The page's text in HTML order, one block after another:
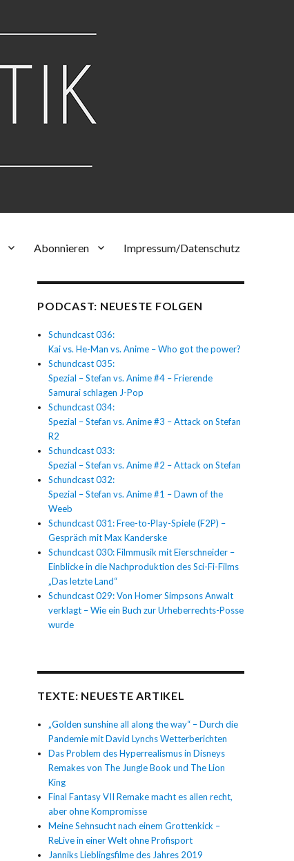
Abonnieren Impressum/Datenschutz
PODCAST: NEUESTE FOLGEN
Schundcast 036:
Kai vs. He-Man vs. Anime – Who got the power?
Schundcast 035:
Spezial – Stefan vs. Anime #4 – Frierende
Samurai schlagen J-Pop
Schundcast 034:
Spezial – Stefan vs. Anime #3 – Attack on Stefan
R2
Schundcast 033:
Spezial – Stefan vs. Anime #2 – Attack on Stefan
Schundcast 032:
Spezial – Stefan vs. Anime #1 – Dawn of the
Weeb
Schundcast 031: Free-to-Play-Spiele (F2P) –
Gespräch mit Max Kanderske
Schundcast 030: Filmmusik mit Eierschneider –
Einblicke in die Nachproduktion des Sci-Fi-Films
„Das letzte Land“
Schundcast 029: Von Homer Simpsons Anwalt
verklagt – Wie ein Buch zur Urheberrechts-Posse
wurde
TEXTE: NEUESTE ARTIKEL
„Golden sunshine all along the way“ – Durch die
Pandemie mit David Lynchs Wetterberichten
Das Problem des Hyperrealismus in Disneys
Remakes von The Jungle Book und The Lion
King
Final Fantasy VII Remake macht es allen recht,
aber ohne Kompromisse
Meine Sehnsucht nach einem Grottenkick –
ReLive in einer Welt ohne Profisport
Janniks Lieblingsfilme des Jahres 2019